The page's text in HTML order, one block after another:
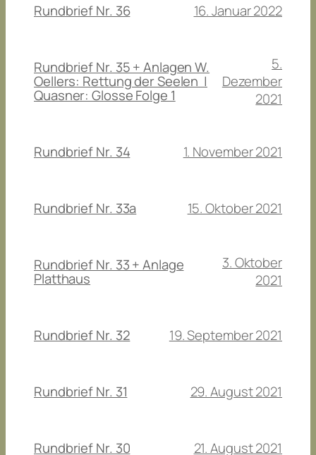
Rundbrief Nr. 36 16. Januar 2022
Rundbrief Nr. 35 + Anlagen W.
Oellers: Rettung der Seelen |
Quasner: Glosse Folge 1
5.
Dezember
2021
Rundbrief Nr. 34 1. November 2021
Rundbrief Nr. 33a 15. Oktober 2021
Rundbrief Nr. 33 + Anlage
Platthaus
3. Oktober
2021
Rundbrief Nr. 32 19. September 2021
Rundbrief Nr. 31 29. August 2021
Rundbrief Nr. 30 21. August 2021